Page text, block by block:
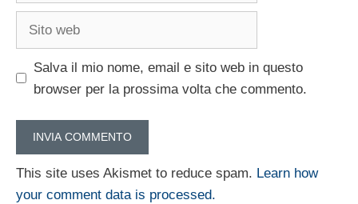
Salva il mio nome, email e sito web in questo
browser per la prossima volta che commento.
This site uses Akismet to reduce spam. Learn how
your comment data is processed.